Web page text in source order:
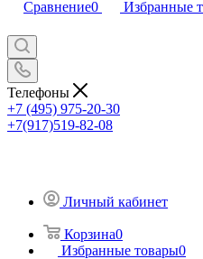
Сравнение0 Избранные
Телефоны
+7 (495) 975-20-30
+7(917)519-82-08
Личный кабинет
Корзина0
Избранные товары0